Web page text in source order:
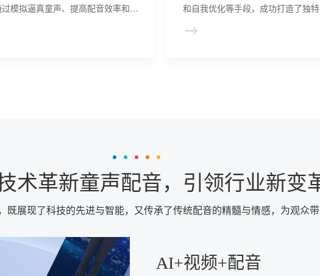
模拟逼真童声、提高配音效率和质
和自我优化等手段，成功打造了独
和魅力。
术革新童声配音，引领行业新变
展现了科技的先进与智能，又传承了传统配音的精髓与情感，为观众
AI+视频+配音